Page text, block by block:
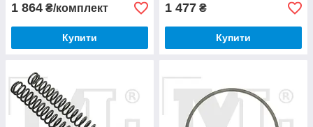
1 864 ₴/комплект
Купити
1 477 ₴
Купити